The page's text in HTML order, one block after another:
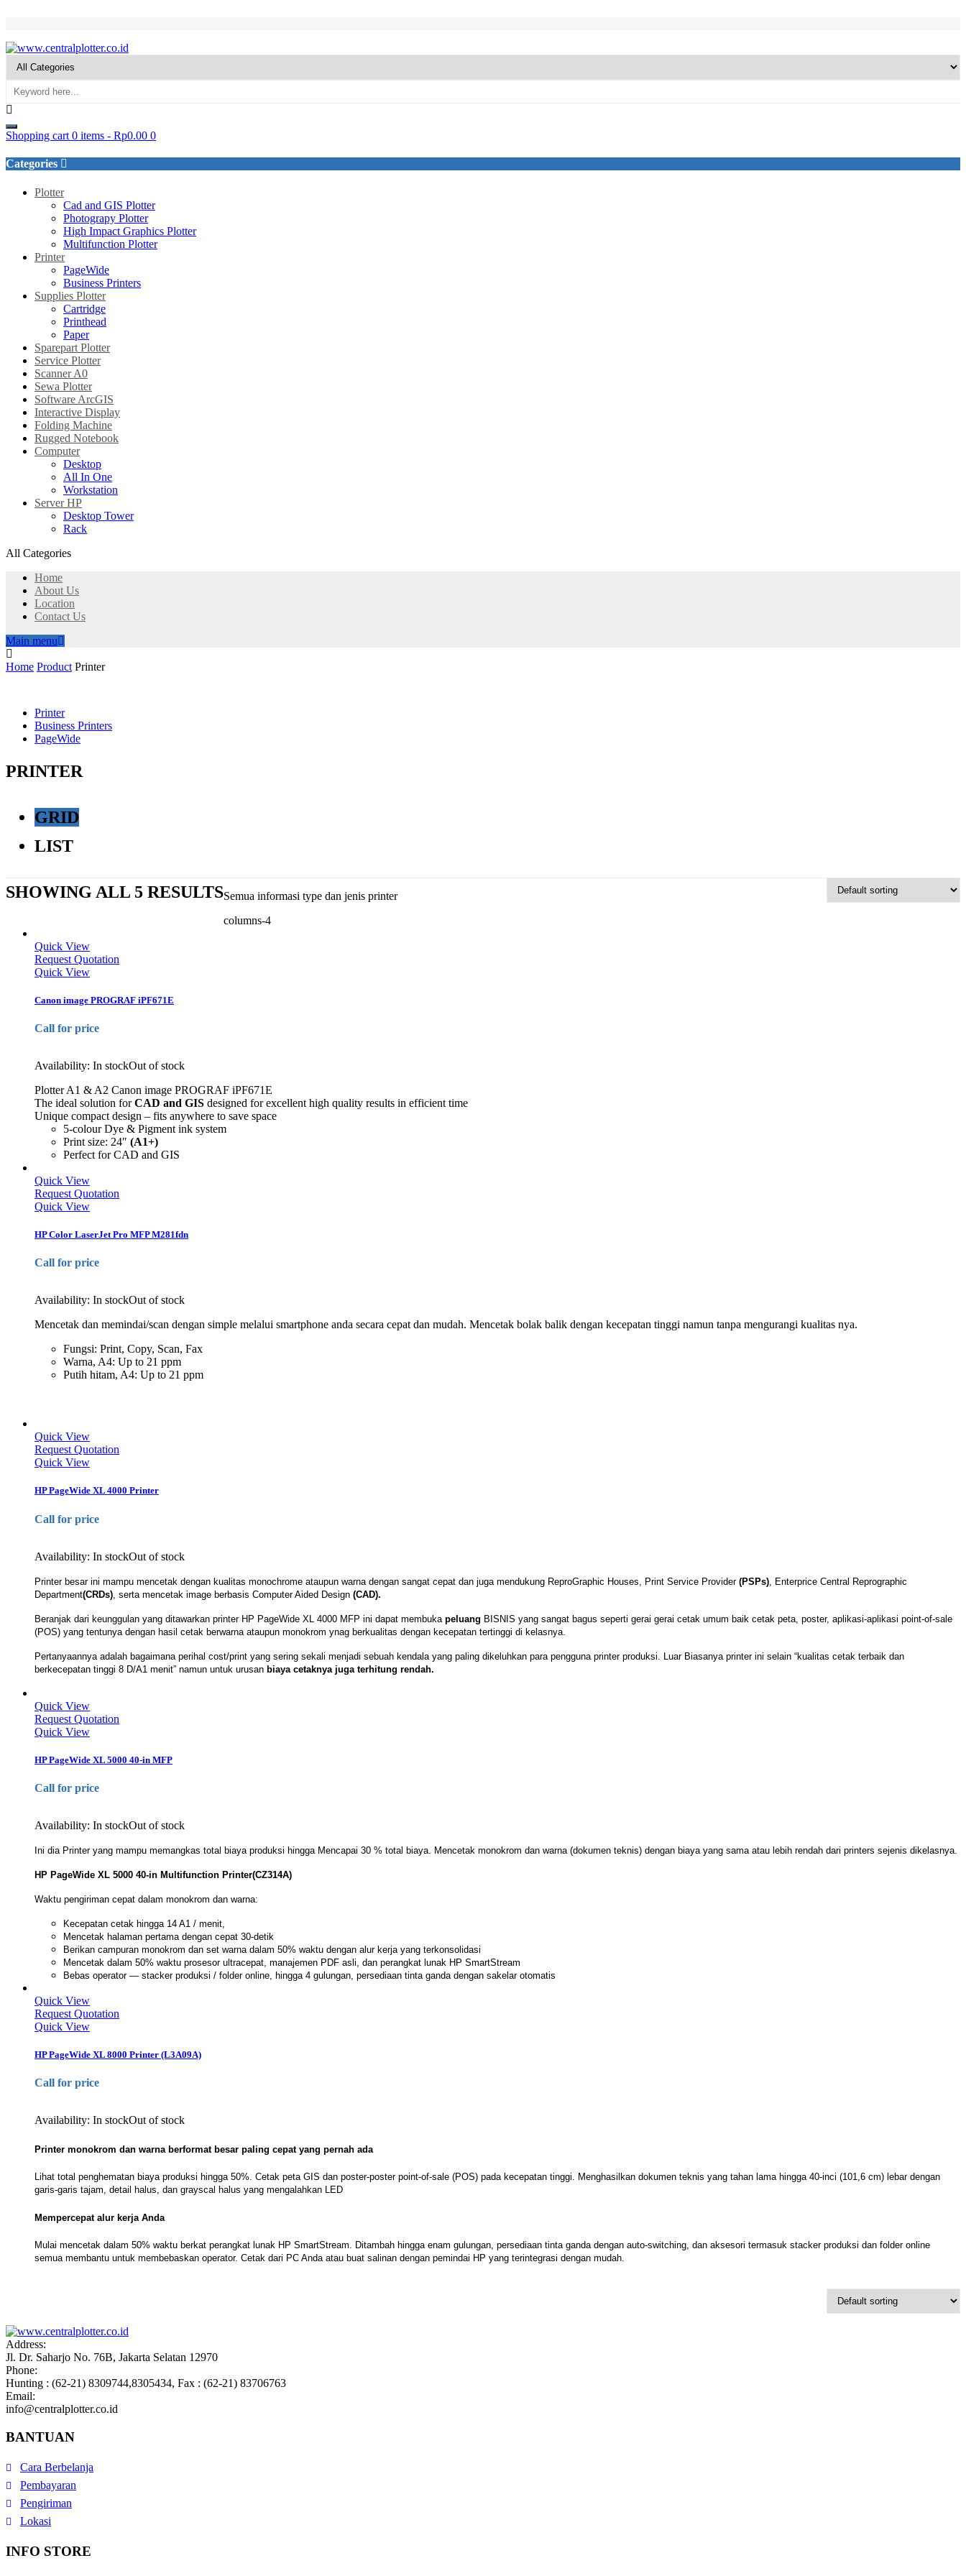
Shopping cart 0 items - Rp0.00 0
Categories
Plotter
Cad and GIS Plotter
Photograpy Plotter
High Impact Graphics Plotter
Multifunction Plotter
Printer
PageWide
Business Printers
Supplies Plotter
Cartridge
Printhead
Paper
Sparepart Plotter
Service Plotter
Scanner A0
Sewa Plotter
Software ArcGIS
Interactive Display
Folding Machine
Rugged Notebook
Computer
Desktop
All In One
Workstation
Server HP
Desktop Tower
Rack
All Categories
Home
About Us
Location
Contact Us
Main menu
Home Product Printer
Printer
Business Printers
PageWide
PRINTER
GRID
LIST
SHOWING ALL 5 RESULTSSemua informasi type dan jenis printer
columns-4
Quick View
Request Quotation
Quick View
Canon image PROGRAF iPF671E
Call for price
Availability: In stockOut of stock
Plotter A1 & A2 Canon image PROGRAF iPF671E
The ideal solution forCAD and GIS designed for excellent high quality results in efficient time
Unique compact design – fits anywhere to save space
5-colour Dye & Pigment ink system
Print size: 24″ (A1+)
Perfect for CAD and GIS
Quick View
Request Quotation
Quick View
HP Color LaserJet Pro MFP M281fdn
Call for price
Availability: In stockOut of stock
Mencetak dan memindai/scan dengan simple melalui smartphone anda secara cepat dan mudah. Mencetak bolak balik dengan kecepatan tinggi namun tanpa mengurangi kualitas nya.
Fungsi: Print, Copy, Scan, Fax
Warna, A4: Up to 21 ppm
Putih hitam, A4: Up to 21 ppm
Quick View
Request Quotation
Quick View
HP PageWide XL 4000 Printer
Call for price
Availability: In stockOut of stock
Printer besar ini mampu mencetak dengan kualitas monochrome ataupun warna dengan sangat cepat dan juga mendukung ReproGraphic Houses, Print Service Provider (PSPs) , Enterprice Central Reprographic
Department(CRDs) , serta mencetak image berbasis Computer Aided Design (CAD).
Beranjak dari keunggulan yang ditawarkan printer HP PageWide XL 4000 MFP ini dapat membuka peluang BISNIS yang sangat bagus seperti gerai gerai cetak umum baik cetak peta, poster, aplikasi-aplikasi point-of-sale
(POS) yang tentunya dengan hasil cetak berwarna ataupun monokrom ynag berkualitas dengan kecepatan tertinggi di kelasnya.
Pertanyaannya adalah bagaimana perihal cost/print yang sering sekali menjadi sebuah kendala yang paling dikeluhkan para pengguna printer produksi. Luar Biasanya printer ini selain “kualitas cetak terbaik dan
berkecepatan tinggi 8 D/A1 menit” namun untuk urusan biaya cetaknya juga terhitung rendah.
Quick View
Request Quotation
Quick View
HP PageWide XL 5000 40-in MFP
Call for price
Availability: In stockOut of stock
Ini dia Printer yang mampu memangkas total biaya produksi hingga Mencapai 30 % total biaya. Mencetak monokrom dan warna (dokumen teknis) dengan biaya yang sama atau lebih rendah dari printers sejenis dikelasnya.
HP PageWide XL 5000 40-in Multifunction Printer(CZ314A)
Waktu pengiriman cepat dalam monokrom dan warna:
Kecepatan cetak hingga 14 A1 / menit,
Mencetak halaman pertama dengan cepat 30-detik
Berikan campuran monokrom dan set warna dalam 50% waktu dengan alur kerja yang terkonsolidasi
Mencetak dalam 50% waktu prosesor ultracepat, manajemen PDF asli, dan perangkat lunak HP SmartStream
Bebas operator — stacker produksi / folder online, hingga 4 gulungan, persediaan tinta ganda dengan sakelar otomatis
Quick View
Request Quotation
Quick View
HP PageWide XL 8000 Printer (L3A09A)
Call for price
Availability: In stockOut of stock
Printer monokrom dan warna berformat besar paling cepat yang pernah ada
Lihat total penghematan biaya produksi hingga 50%. Cetak peta GIS dan poster-poster point-of-sale (POS) pada kecepatan tinggi. Menghasilkan dokumen teknis yang tahan lama hingga 40-inci (101,6 cm) lebar dengan
garis-garis tajam, detail halus, dan grayscal halus yang mengalahkan LED
Mempercepat alur kerja Anda
Mulai mencetak dalam 50% waktu berkat perangkat lunak HP SmartStream. Ditambah hingga enam gulungan, persediaan tinta ganda dengan auto-switching, dan aksesori termasuk stacker produksi dan folder online
semua membantu untuk membebaskan operator. Cetak dari PC Anda atau buat salinan dengan pemindai HP yang terintegrasi dengan mudah.
Address:
Jl. Dr. Saharjo No. 76B, Jakarta Selatan 12970
Phone:
Hunting : (62-21) 8309744,8305434, Fax : (62-21) 83706763
Email:
info@centralplotter.co.id
BANTUAN
Cara Berbelanja
Pembayaran
Pengiriman
Lokasi
INFO STORE